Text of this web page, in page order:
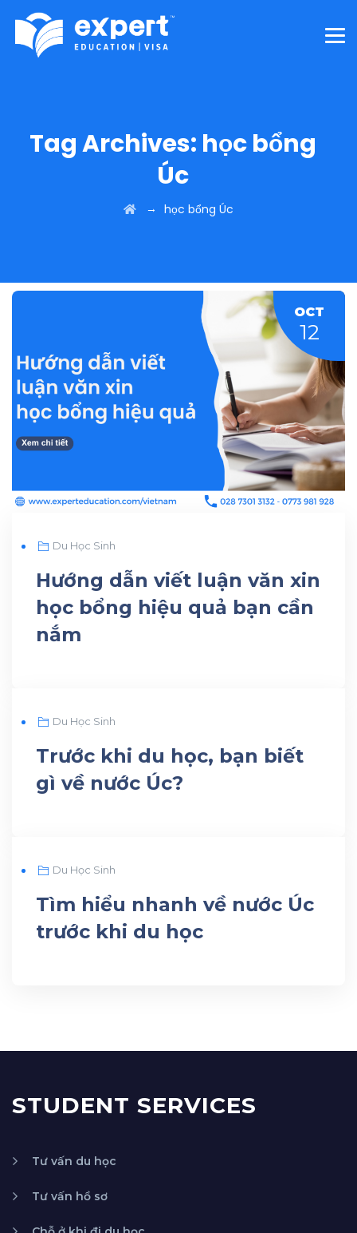
Tag Archives: học bổng
Úc
→ học bổng Úc
OCT
12
Du Học Sinh
Hướng dẫn viết luận văn xin
học bổng hiệu quả bạn cần
nắm
Du Học Sinh
Trước khi du học, bạn biết
gì về nước Úc?
Du Học Sinh
Tìm hiểu nhanh về nước Úc
trước khi du học
STUDENT SERVICES
Tư vấn du học
Tư vấn hồ sơ